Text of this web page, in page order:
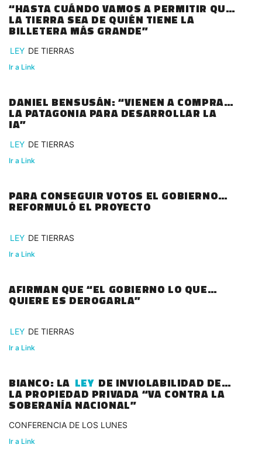
“HASTA CUÁNDO VAMOS A PERMITIR QUE
LA TIERRA SEA DE QUIÉN TIENE LA
BILLETERA MÁS GRANDE”
LEY DE TIERRAS
Ir a Link
DANIEL BENSUSÁN: “VIENEN A COMPRAR
LA PATAGONIA PARA DESARROLLAR LA
IA”
LEY DE TIERRAS
Ir a Link
PARA CONSEGUIR VOTOS EL GOBIERNO
REFORMULÓ EL PROYECTO
LEY DE TIERRAS
Ir a Link
AFIRMAN QUE “EL GOBIERNO LO QUE
QUIERE ES DEROGARLA”
LEY DE TIERRAS
Ir a Link
BIANCO: LA LEY DE INVIOLABILIDAD DE
LA PROPIEDAD PRIVADA “VA CONTRA LA
SOBERANÍA NACIONAL”
CONFERENCIA DE LOS LUNES
Ir a Link